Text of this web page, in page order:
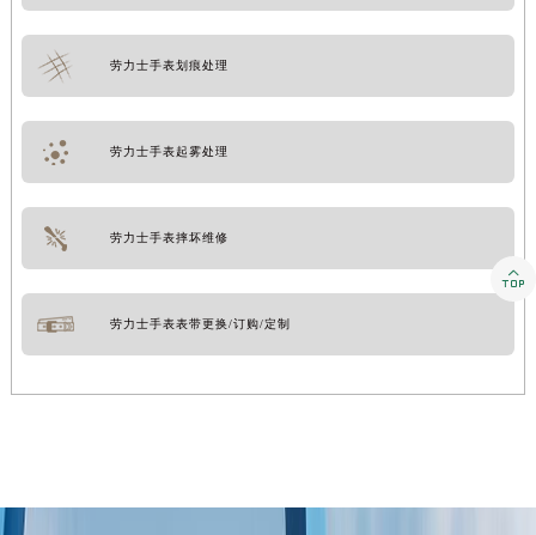
劳力士手表划痕处理
劳力士手表起雾处理
劳力士手表摔坏维修
劳力士手表表带更换/订购/定制
